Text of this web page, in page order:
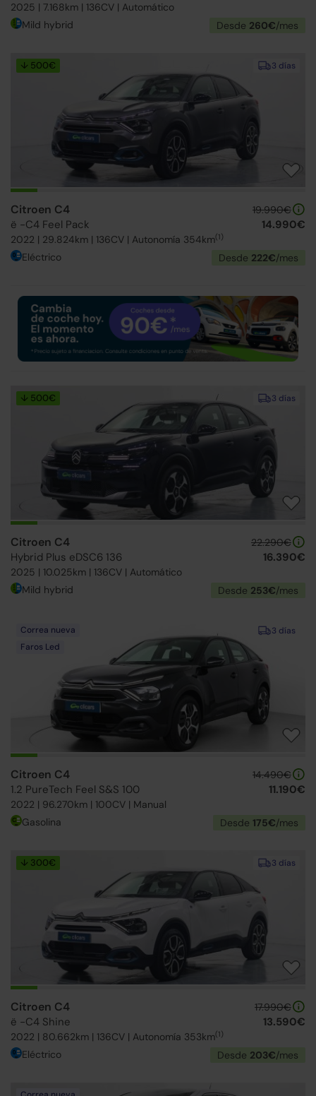
2025 | 7.168km | 136CV | Automático
Mild hybrid Desde 260€/mes
3 días
↓ 500€
Citroen C4
ë -C4 Feel Pack
2022 | 29.824km | 136CV | Autonomía 354km(1)
19.990€
14.990€
Eléctrico Desde 222€/mes
3 días
↓ 500€
Citroen C4
Hybrid Plus eDSC6 136
2025 | 10.025km | 136CV | Automático
22.290€
16.390€
Mild hybrid Desde 253€/mes
3 días
Correa nueva
Faros Led
Citroen C4
1.2 PureTech Feel S&S 100
2022 | 96.270km | 100CV | Manual
14.490€
11.190€
Gasolina Desde 175€/mes
3 días
↓ 300€
Citroen C4
ë -C4 Shine
2022 | 80.662km | 136CV | Autonomía 353km(1)
17.990€
13.590€
Eléctrico Desde 203€/mes